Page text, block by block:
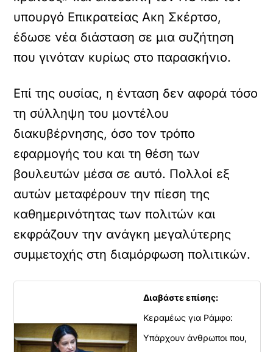
υπουργό Επικρατείας Ακη Σκέρτσο,
έδωσε νέα διάσταση σε μια συζήτηση
που γινόταν κυρίως στο παρασκήνιο.
Επί της ουσίας, η ένταση δεν αφορά τόσο
τη σύλληψη του μοντέλου
διακυβέρνησης, όσο τον τρόπο
εφαρμογής του και τη θέση των
βουλευτών μέσα σε αυτό. Πολλοί εξ
αυτών μεταφέρουν την πίεση της
καθημερινότητας των πολιτών και
εκφράζουν την ανάγκη μεγαλύτερης
συμμετοχής στη διαμόρφωση πολιτικών.
Διαβάστε επίσης:
Κεραμέως για Ράμφο:
Υπάρχουν άνθρωποι που,